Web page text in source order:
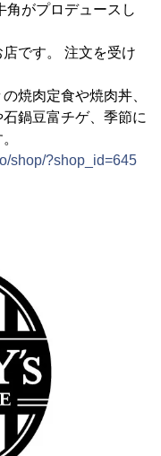
がプロデュースし
。 注文を受け
定食や焼肉丼、
富チゲ、季節に
shop/?shop_id=645